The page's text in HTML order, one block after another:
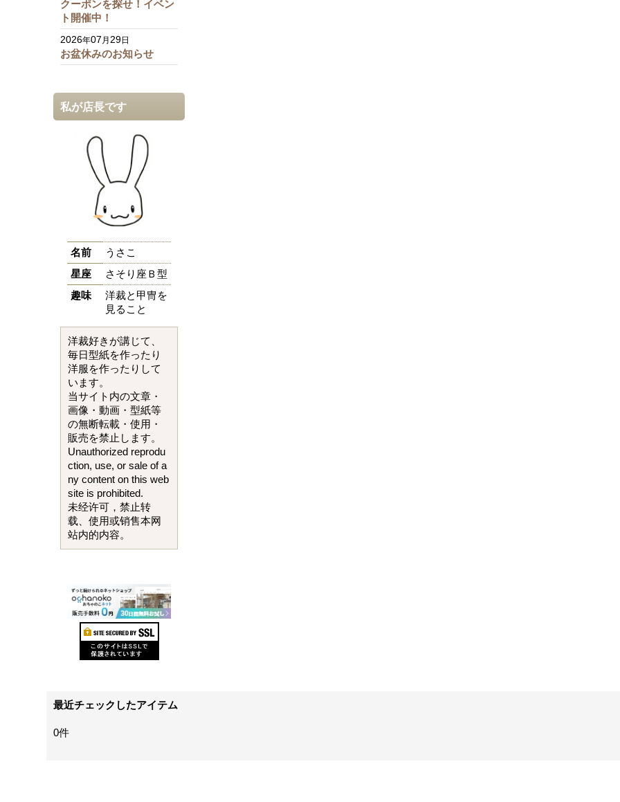
クーポンを探せ！イベン
ト開催中！
2026年07 月 29日
お盆休みのお知らせ
私が店長です
名前
うさこ
星座
さそり座Ｂ型
趣味
洋裁と甲冑を
見ること
洋裁好きが講じて、
毎日型紙を作ったり
洋服を作ったりして
います。
当サイト内の文章・
画像・動画・型紙等
の無断転載・使用・
販売を禁止します。
Unauthorized reprodu
ction, use, or sale of a
ny content on this web
site is prohibited.
未经许可，禁止转
载、使用或销售本网
站内的内容。
最近チェックしたアイテム
0件